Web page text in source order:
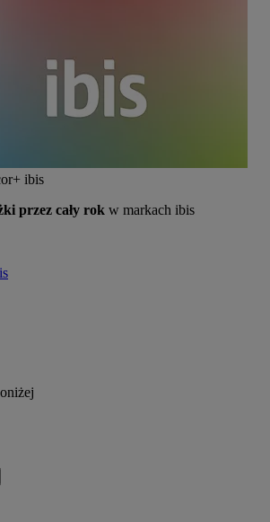
ibis
przez cały rok w markach ibis